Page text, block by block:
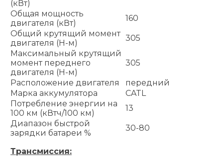
(кВт)
Общая мощность
двигателя (кВт)
160
Общий крутящий момент
двигателя (Н-м)
305
Максимальный крутящий
момент переднего
двигателя (Н-м)
305
Расположение двигателя
передний
Марка аккумулятора
CATL
Потребление энергии на
100 км (кВтч/100 км)
13
Диапазон быстрой
зарядки батареи %
30-80
Трансмиссия: